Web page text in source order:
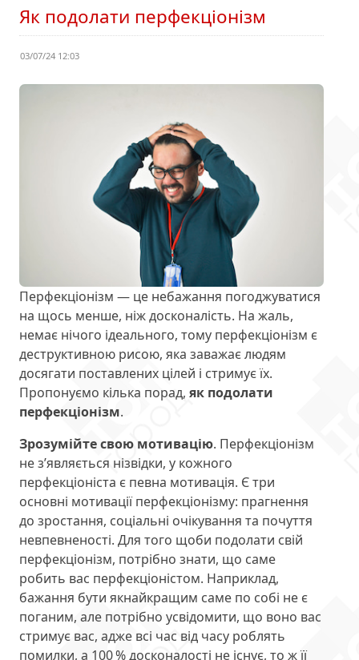
Як подолати перфекціонізм
03/07/24 12:03
Перфекціонізм — це небажання погоджуватися
на щось менше, ніж досконалість. На жаль,
немає нічого ідеального, тому перфекціонізм є
деструктивною рисою, яка заважає людям
досягати поставлених цілей і стримує їх.
Пропонуємо кілька порад, як подолати
перфекціонізм.
Зрозумійте свою мотивацію. Перфекціонізм
не з’являється нізвідки, у кожного
перфекціоніста є певна мотивація. Є три
основні мотивації перфекціонізму: прагнення
до зростання, соціальні очікування та почуття
невпевненості. Для того щоби подолати свій
перфекціонізм, потрібно знати, що саме
робить вас перфекціоністом. Наприклад,
бажання бути якнайкращим саме по собі не є
поганим, але потрібно усвідомити, що воно вас
стримує вас, адже всі час від часу роблять
помилки, а 100 % досконалості не існує, то ж її